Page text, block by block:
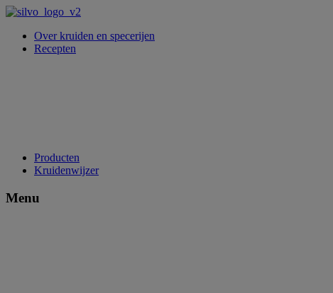
Over kruiden en specerijen
Recepten
Producten
Kruidenwijzer
Menu